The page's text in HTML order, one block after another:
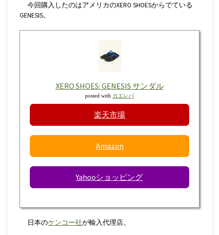
今回購入したのはアメリカのXERO SHOESからでている
GENESIS。
XERO SHOES: GENESIS サンダル
posted with カエレバ
楽天市場
Amazon
Yahooショッピング
日本のケンコー社が輸入代理店。